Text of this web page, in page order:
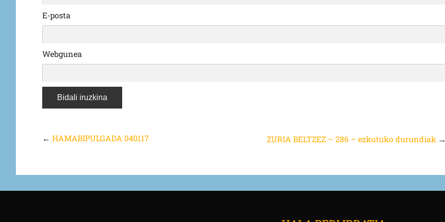
E-posta
Webgunea
←HAMABIPULGADA 040117 ZURIA BELTZEZ – 286 – ezkutuko durundiak